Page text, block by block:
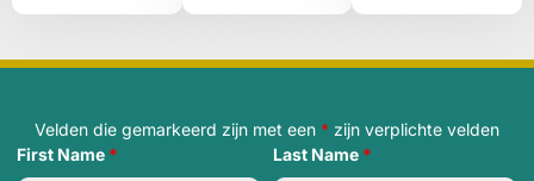
Velden die gemarkeerd zijn met een * zijn verplichte velden
First Name * Last Name *